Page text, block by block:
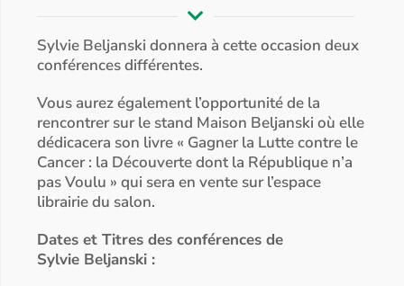
Sylvie Beljanski donnera à cette occasion deux
conférences différentes.
Vous aurez également l’opportunité de la
rencontrer sur le stand Maison Beljanski où elle
dédicacera son livre « Gagner la Lutte contre le
Cancer : la Découverte dont la République n’a
pas Voulu » qui sera en vente sur l’espace
librairie du salon.
Dates et Titres des conférences de
Sylvie Beljanski :